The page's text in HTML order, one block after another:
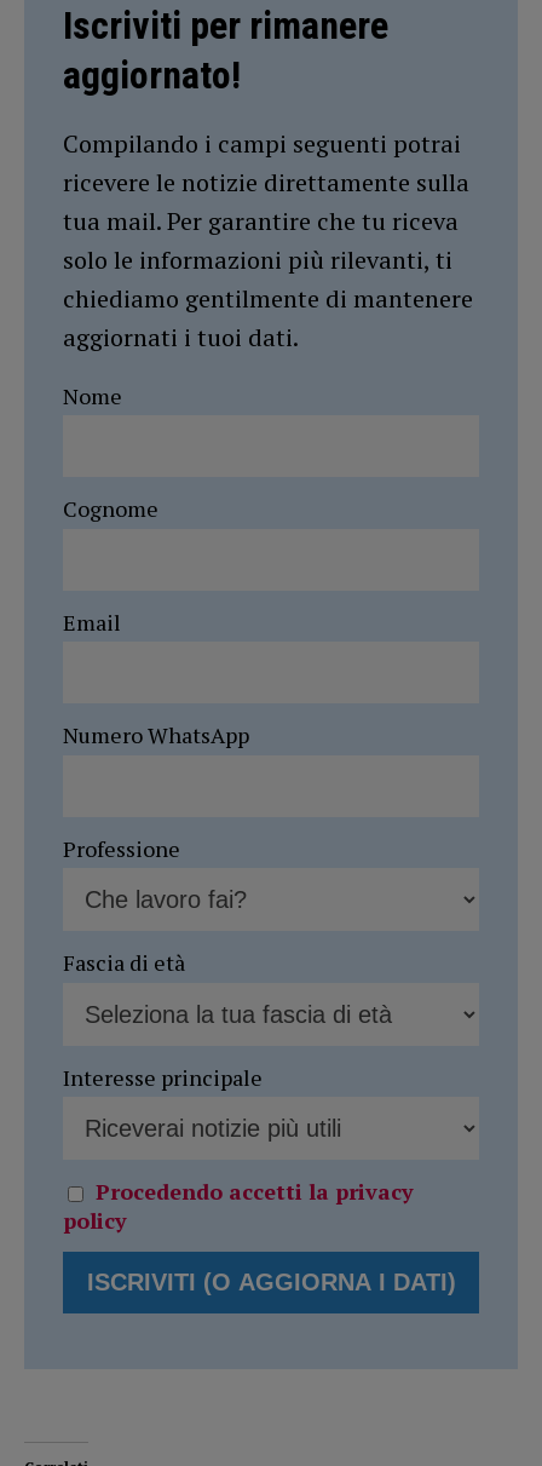
Iscriviti per rimanere
aggiornato!
Compilando i campi seguenti potrai
ricevere le notizie direttamente sulla
tua mail. Per garantire che tu riceva
solo le informazioni più rilevanti, ti
chiediamo gentilmente di mantenere
aggiornati i tuoi dati.
Nome
Cognome
Email
Numero WhatsApp
Professione
Fascia di età
Interesse principale
Procedendo accetti la privacy
policy